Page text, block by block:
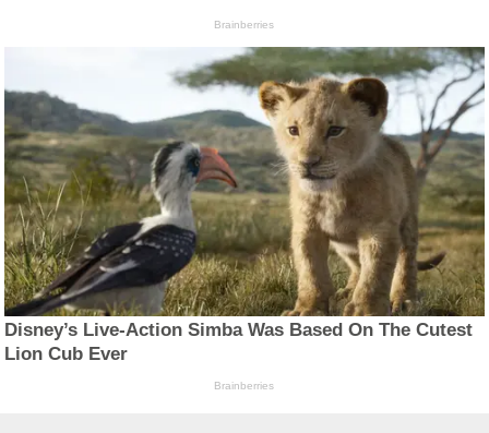
Brainberries
Disney’s Live-Action Simba Was Based On The Cutest
Lion Cub Ever
Brainberries